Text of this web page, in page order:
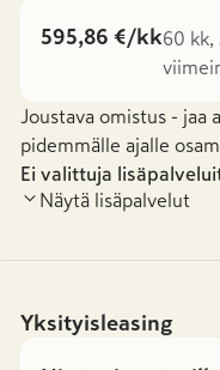
595,86 €/kk60 kk,
Joustava omistus - jaa
pidemmälle ajalle
Ei valittuja
Näytä lisäpalvelut
Yksityisleasing